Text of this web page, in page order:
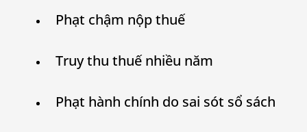
Phạt chậm nộp thuế
Truy thu thuế nhiều năm
Phạt hành chính do sai sót sổ sách